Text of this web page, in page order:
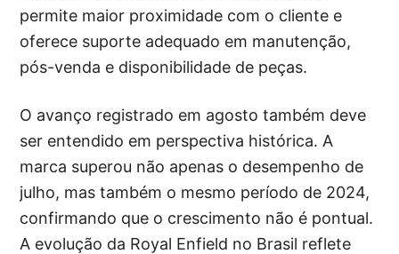
permite maior proximidade com o cliente e
oferece suporte adequado em manutenção,
pós-venda e disponibilidade de peças.
O avanço registrado em agosto também deve
ser entendido em perspectiva histórica. A
marca superou não apenas o desempenho de
julho, mas também o mesmo período de 2024,
confirmando que o crescimento não é pontual.
A evolução da Royal Enfield no Brasil reflete